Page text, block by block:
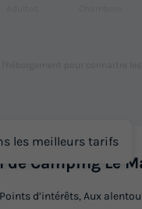
- Mobilhome
les meilleurs tarifs
de Camping Le
d’intérêts, Aux